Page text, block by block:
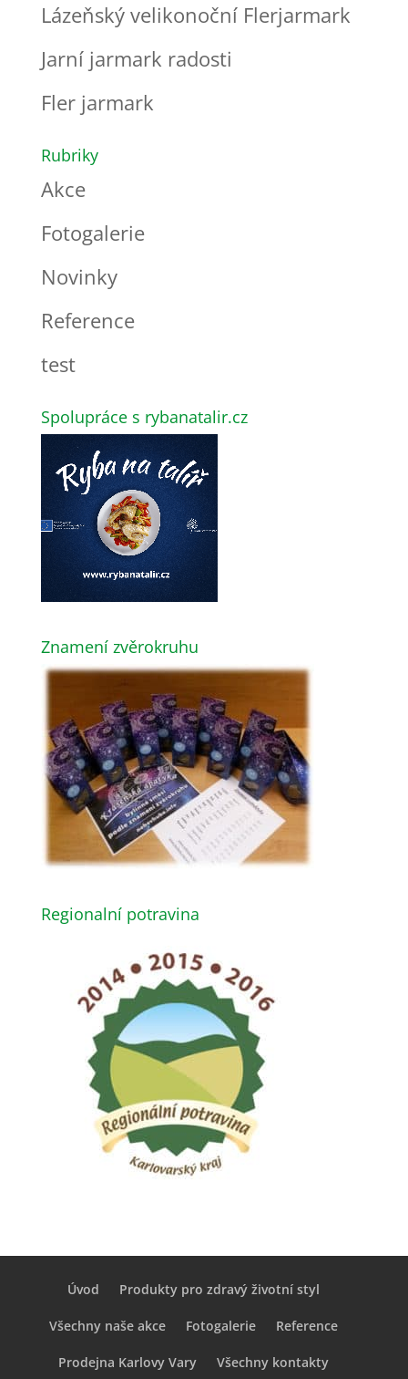
Lázeňský velikonoční Flerjarmark
Jarní jarmark radosti
Fler jarmark
Rubriky
Akce
Fotogalerie
Novinky
Reference
test
Spolupráce s rybanatalir.cz
Znamení zvěrokruhu
Regionalní potravina
Úvod Produkty pro zdravý životní styl
Všechny naše akce Fotogalerie Reference
Prodejna Karlovy Vary Všechny kontakty